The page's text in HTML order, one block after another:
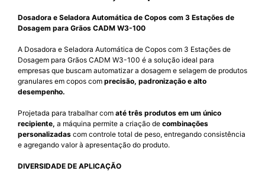
Dosadora e Seladora Automática de Copos com 3 Estações de
Dosagem para Grãos CADM W3-100
A Dosadora e Seladora Automática de Copos com 3 Estações de
Dosagem para Grãos CADM W3-100 é a solução ideal para
empresas que buscam automatizar a dosagem e selagem de produtos
granulares em copos com precisão, padronização e alto
desempenho.
Projetada para trabalhar com até três produtos em um único
recipiente, a máquina permite a criação de combinações
personalizadas com controle total de peso, entregando consistência
e agregando valor à apresentação do produto.
DIVERSIDADE DE APLICAÇÃO